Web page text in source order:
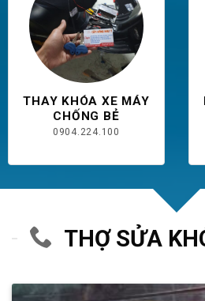
THAY KHÓA XE MÁY
CHỐNG BẺ
0904.224.100
THỢ SỬA